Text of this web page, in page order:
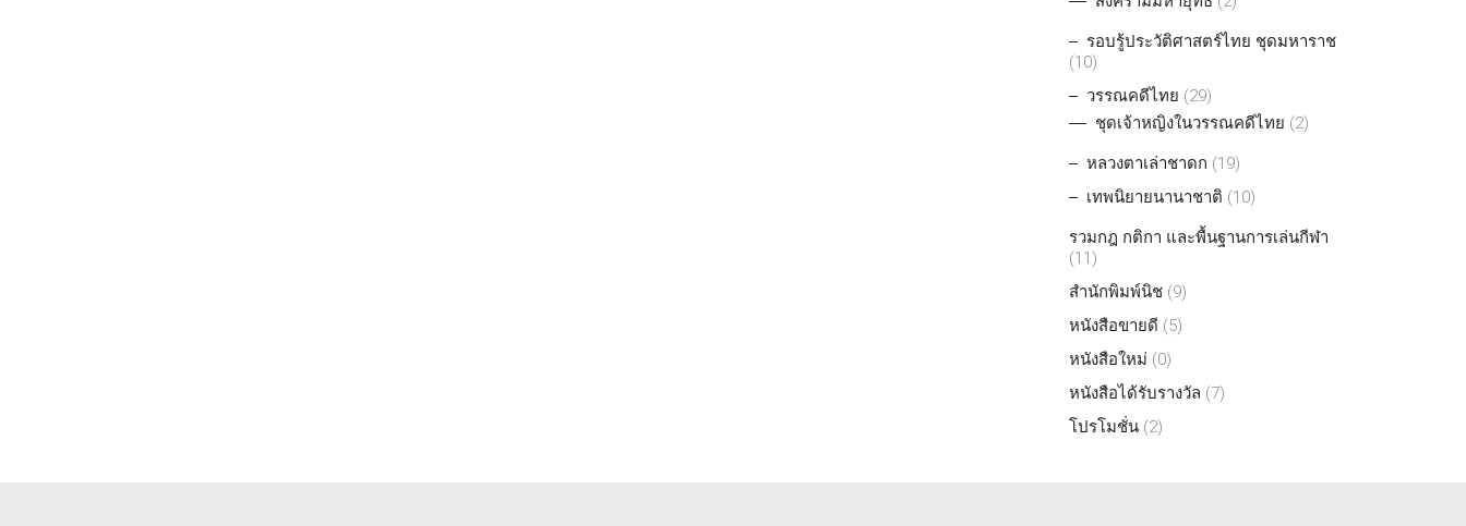
รอบรู้ประวัติศาสตร์ไทย ชุดมหาราช
(10)
วรรณคดีไทย (29)
ชุดเจ้าหญิงในวรรณคดีไทย (2)
หลวงตาเล่าชาดก (19)
เทพนิยายนานาชาติ (10)
รวมกฎ กติกา และพื้นฐานการเล่นกีฬา
(11)
สำนักพิมพ์นิช (9)
หนังสือขายดี (5)
หนังสือใหม่ (0)
หนังสือได้รับรางวัล (7)
โปรโมชั่น (2)